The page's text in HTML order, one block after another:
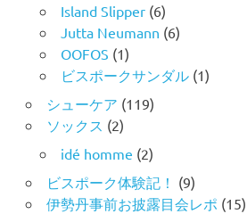
Island Slipper(6)
Jutta Neumann (6)
OOFOS (1)
ビスポークサンダル(1)
シューケア (119)
ソックス (2)
idé homme (2)
ビスポーク体験記！ (9)
伊勢丹事前お披露目会レポ (15)